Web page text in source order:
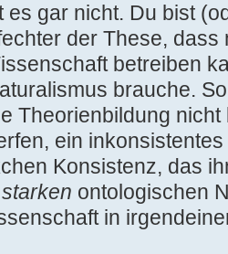
es gar nicht. Du bist
der These,
betreiben
brauche.
Theorienbildung
ein
Konsistenz, das
starken ontologischen
in